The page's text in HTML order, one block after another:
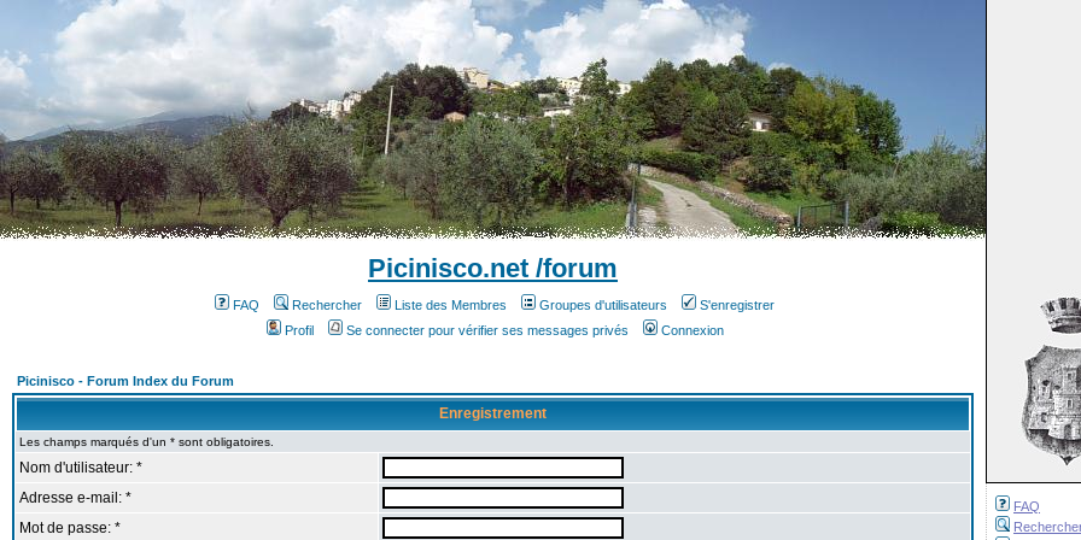
FAQ
Picinisco.net /forum
FAQ Rechercher Liste des Membres Groupes d'utilisateurs
S'enregistrer
Profil
Se connecter pour vérifier ses messages privés Connexion
Picinisco - Forum Index du Forum
Enregistrement
Les champs marqués d'un * sont obligatoires.
Nom d'utilisateur: *
Adresse e-mail: *
Mot de passe: *